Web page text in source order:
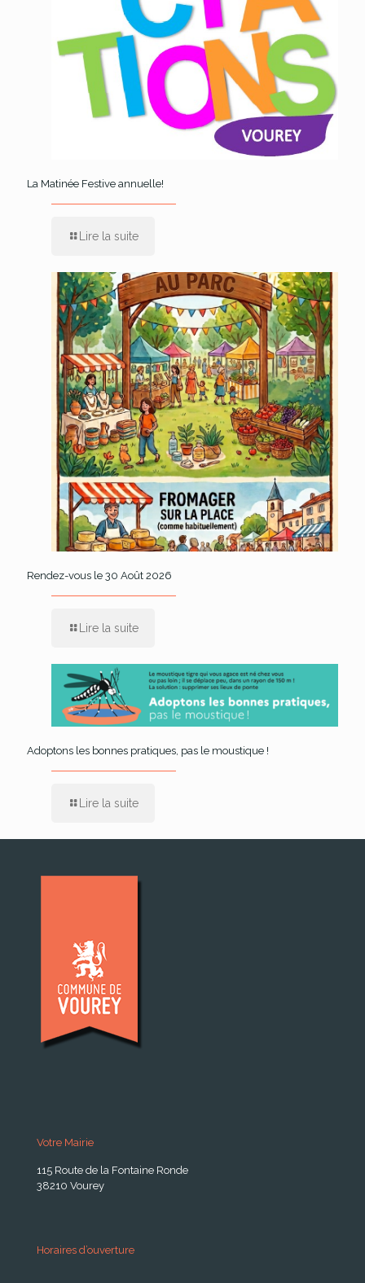
La Matinée Festive annuelle!
Lire la suite
Rendez-vous le 30 Août 2026
Lire la suite
Adoptons les bonnes pratiques, pas le moustique !
Lire la suite
Votre Mairie
115 Route de la Fontaine Ronde
38210 Vourey
Horaires d’ouverture